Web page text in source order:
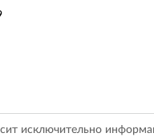
исключительно